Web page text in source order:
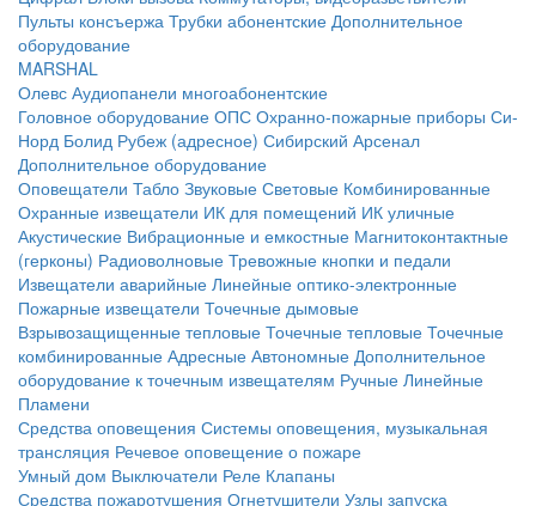
Пульты консъержа Трубки абонентские Дополнительное
оборудование
MARSHAL
Олевс Аудиопанели многоабонентские
Головное оборудование ОПС Охранно-пожарные приборы Си-
Норд Болид Рубеж (адресное) Сибирский Арсенал
Дополнительное оборудование
Оповещатели Табло Звуковые Световые Комбинированные
Охранные извещатели ИК для помещений ИК уличные
Акустические Вибрационные и емкостные Магнитоконтактные
(герконы) Радиоволновые Тревожные кнопки и педали
Извещатели аварийные Линейные оптико-электронные
Пожарные извещатели Точечные дымовые
Взрывозащищенные тепловые Точечные тепловые Точечные
комбинированные Адресные Автономные Дополнительное
оборудование к точечным извещателям Ручные Линейные
Пламени
Средства оповещения Системы оповещения, музыкальная
трансляция Речевое оповещение о пожаре
Умный дом Выключатели Реле Клапаны
Средства пожаротушения Огнетушители Узлы запуска